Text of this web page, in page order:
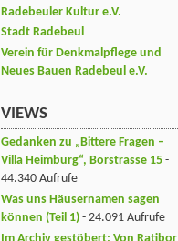
Radebeuler Kultur e.V.
Stadt Radebeul
Verein für Denkmalpflege und
Neues Bauen Radebeul e.V.
VIEWS
Gedanken zu „Bittere Fragen –
Villa Heimburg“, Borstrasse 15 -
44.340 Aufrufe
Was uns Häusernamen sagen
können (Teil 1) - 24.091 Aufrufe